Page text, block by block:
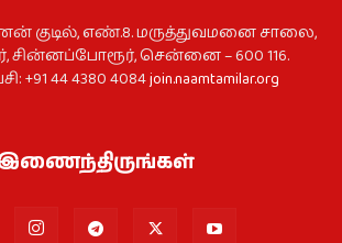
குடில், எண்.8. மருத்துவமனை சாலை,
சின்னப்போரூர், சென்னை – 600 116.
44 4380 4084join.naamtamilar.org